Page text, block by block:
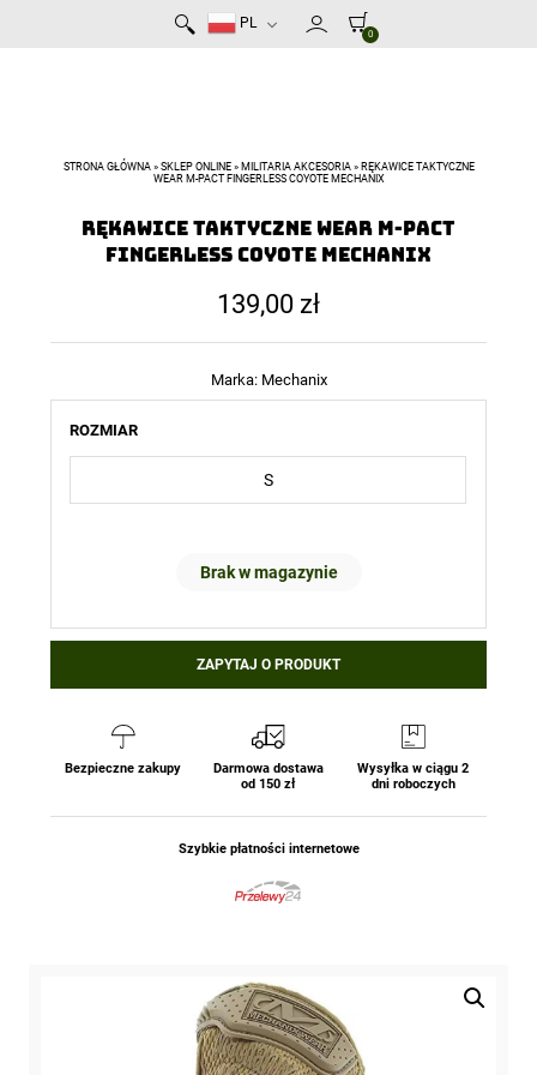
PL
0
STRONA GŁÓWNA» SKLEP ONLINE» MILITARIA AKCESORIA» RĘKAWICE TAKTYCZNE
WEAR M-PACT FINGERLESS COYOTE MECHANIX
Rękawice taktyczne Wear M-Pact
Fingerless Coyote Mechanix
139,00 zł
Marka: Mechanix
ROZMIAR
Brak w magazynie
ZAPYTAJ O PRODUKT
Bezpieczne zakupy
Darmowa dostawa
od 150 zł
Wysyłka w ciągu 2
dni roboczych
Szybkie płatności internetowe